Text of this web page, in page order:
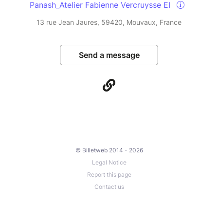
Panash_Atelier Fabienne Vercruysse EI
13 rue Jean Jaures, 59420, Mouvaux, France
Send a message
© Billetweb 2014 - 2026
Legal Notice
Report this page
Contact us